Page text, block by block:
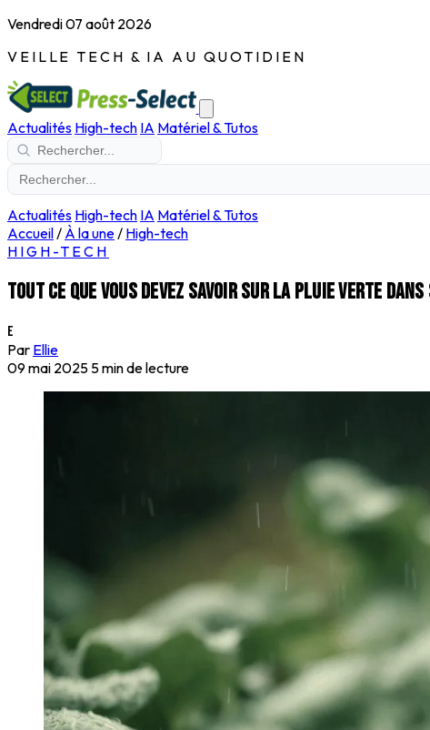
Vendredi 07 août 2026
VEILLE TECH & IA AU QUOTIDIEN
Actualités High-tech IA Matériel & Tutos
Actualités High-tech IA Matériel & Tutos
Accueil/ À la une/ High-tech
HIGH-TECH
Tout ce que vous devez savoir sur la pluie verte
E
Par Ellie
09 mai 2025 5 min de lecture